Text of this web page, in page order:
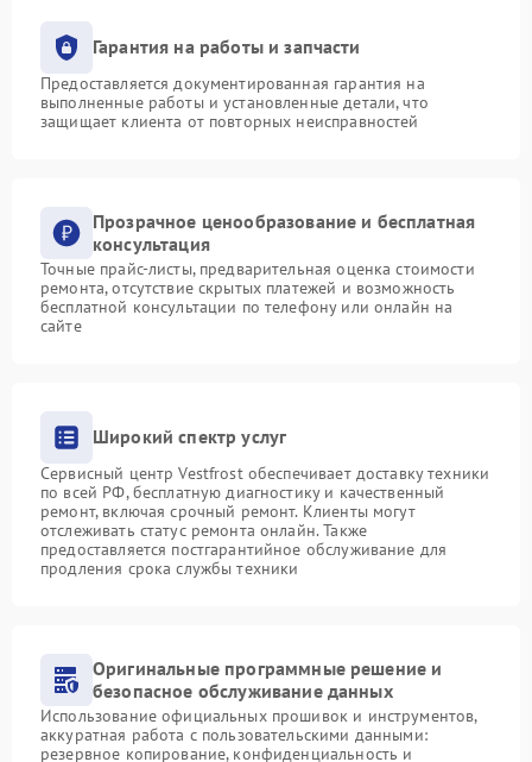
Гарантия на работы и запчасти
Предоставляется документированная гарантия на
выполненные работы и установленные детали, что
защищает клиента от повторных неисправностей
Прозрачное ценообразование и бесплатная
консультация
Точные прайс-листы, предварительная оценка стоимости
ремонта, отсутствие скрытых платежей и возможность
бесплатной консультации по телефону или онлайн на
сайте
Широкий спектр услуг
Сервисный центр Vestfrost обеспечивает доставку техники
по всей РФ, бесплатную диагностику и качественный
ремонт, включая срочный ремонт. Клиенты могут
отслеживать статус ремонта онлайн. Также
предоставляется постгарантийное обслуживание для
продления срока службы техники
Оригинальные программные решение и
безопасное обслуживание данных
Использование официальных прошивок и инструментов,
аккуратная работа с пользовательскими данными:
резервное копирование, конфиденциальность и